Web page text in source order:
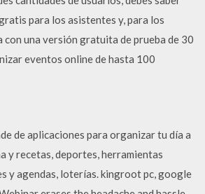
para los asistentes y, para los
con una versión gratuita de prueba de 30
eventos online de hasta 100
de aplicaciones para organizar tu día a
y recetas, deportes, herramientas
y agendas, loterías. kingroot pc, google